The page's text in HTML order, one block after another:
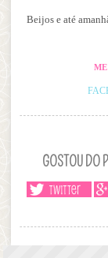
Beijos e até
GOSTOU DO